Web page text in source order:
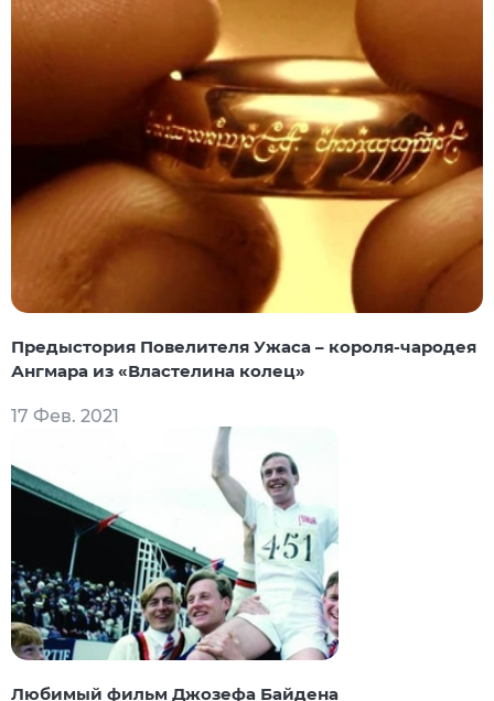
Предыстория Повелителя Ужаса – короля-чародея
Ангмара из «Властелина колец»
17 Фев. 2021
Любимый фильм Джозефа Байдена